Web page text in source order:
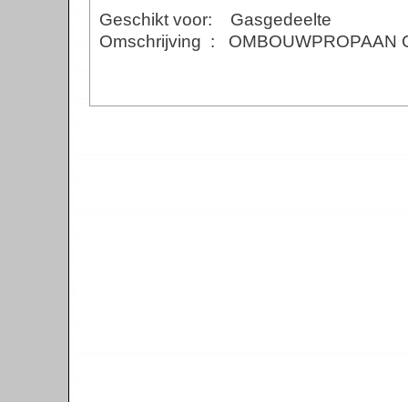
Geschikt voor: Gasgedeelte
Omschrijving : OMBOUWPROPAAN